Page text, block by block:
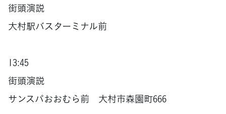
街頭演説
大村駅バスターミナル前
13:45
街頭演説
サンスパおおむら前 大村市森園町666